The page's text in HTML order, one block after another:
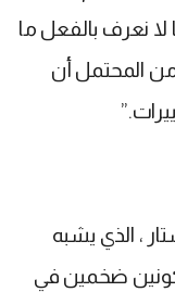
لا نعرف بالفعل ما
المحتمل أن
، الذي يشبه
ضخمين في